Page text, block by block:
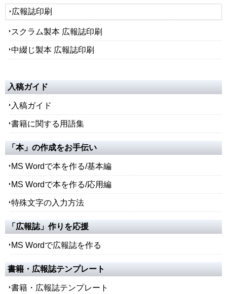
広報誌印刷
スクラム製本 広報誌印刷
中綴じ製本 広報誌印刷
入稿ガイド
入稿ガイド
書籍に関する用語集
「本」の作成をお手伝い
MS Wordで本を作る/基本編
MS Wordで本を作る/応用編
特殊文字の入力方法
「広報誌」作りを応援
MS Wordで広報誌を作る
書籍・広報誌テンプレート
書籍・広報誌テンプレート